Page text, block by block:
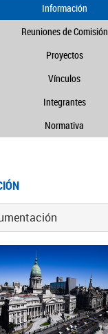
Información
Reuniones de Comisión
Proyectos
Vínculos
Integrantes
Normativa